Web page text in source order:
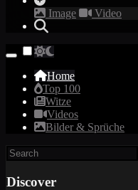
Image Video
Home
Top 100
Witze
Videos
Bilder & Sprüche
Discover